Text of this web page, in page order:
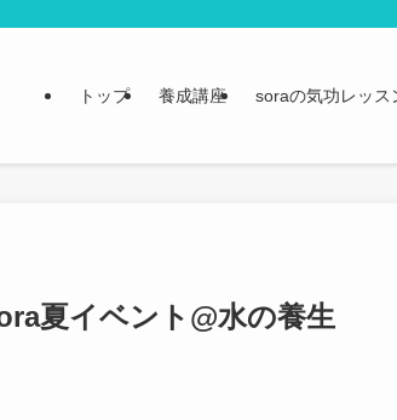
トップ 養成講座 soraの気功レッス
夏イベント@水の養生